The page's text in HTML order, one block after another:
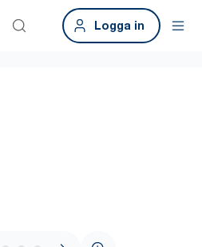
Logga in